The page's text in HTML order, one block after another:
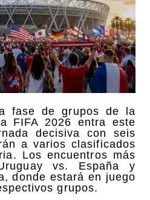
fase de grupos de la
FIFA 2026 entra este
decisiva con seis
a varios clasificados
Los encuentros más
vs. España y
donde estará en juego
grupos.